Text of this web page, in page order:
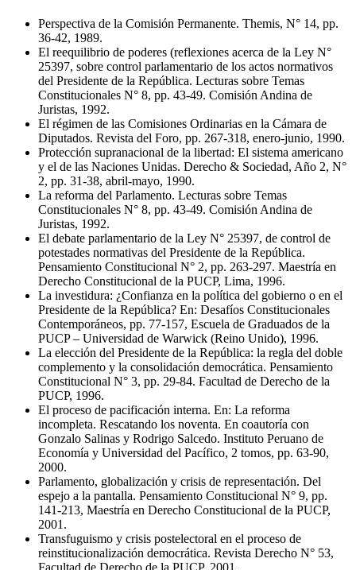
Perspectiva de la Comisión Permanente. Themis, N° 14, pp.
36-42, 1989.
El reequilibrio de poderes (reflexiones acerca de la Ley N°
25397, sobre control parlamentario de los actos normativos
del Presidente de la República. Lecturas sobre Temas
Constitucionales N° 8, pp. 43-49. Comisión Andina de
Juristas, 1992.
El régimen de las Comisiones Ordinarias en la Cámara de
Diputados. Revista del Foro, pp. 267-318, enero-junio, 1990.
Protección supranacional de la libertad: El sistema americano
y el de las Naciones Unidas. Derecho & Sociedad, Año 2, N°
2, pp. 31-38, abril-mayo, 1990.
La reforma del Parlamento. Lecturas sobre Temas
Constitucionales N° 8, pp. 43-49. Comisión Andina de
Juristas, 1992.
El debate parlamentario de la Ley N° 25397, de control de
potestades normativas del Presidente de la República.
Pensamiento Constitucional N° 2, pp. 263-297. Maestría en
Derecho Constitucional de la PUCP, Lima, 1996.
La investidura: ¿Confianza en la política del gobierno o en el
Presidente de la República? En: Desafíos Constitucionales
Contemporáneos, pp. 77-157, Escuela de Graduados de la
PUCP – Universidad de Warwick (Reino Unido), 1996.
La elección del Presidente de la República: la regla del doble
complemento y la consolidación democrática. Pensamiento
Constitucional N° 3, pp. 29-84. Facultad de Derecho de la
PUCP, 1996.
El proceso de pacificación interna. En: La reforma
incompleta. Rescatando los noventa. En coautoría con
Gonzalo Salinas y Rodrigo Salcedo. Instituto Peruano de
Economía y Universidad del Pacífico, 2 tomos, pp. 63-90,
2000.
Parlamento, globalización y crisis de representación. Del
espejo a la pantalla. Pensamiento Constitucional N° 9, pp.
141-213, Maestría en Derecho Constitucional de la PUCP,
2001.
Transfuguismo y crisis postelectoral en el proceso de
reinstitucionalización democrática. Revista Derecho N° 53,
Facultad de Derecho de la PUCP, 2001.